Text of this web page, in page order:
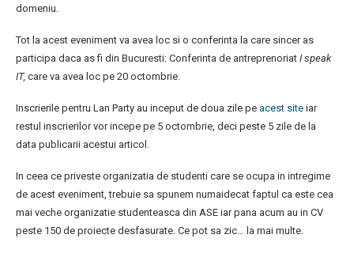
domeniu.
Tot la acest eveniment va avea loc si o conferinta la care sincer as
participa daca as fi din Bucuresti: Conferinta de antreprenoriat I speak
IT, care va avea loc pe 20 octombrie.
Inscrierile pentru Lan Party au inceput de doua zile pe acest site iar
restul inscrierilor vor incepe pe 5 octombrie, deci peste 5 zile de la
data publicarii acestui articol.
In ceea ce priveste organizatia de studenti care se ocupa in intregime
de acest eveniment, trebuie sa spunem numaidecat faptul ca este cea
mai veche organizatie studenteasca din ASE iar pana acum au in CV
peste 150 de proiecte desfasurate. Ce pot sa zic… la mai multe.